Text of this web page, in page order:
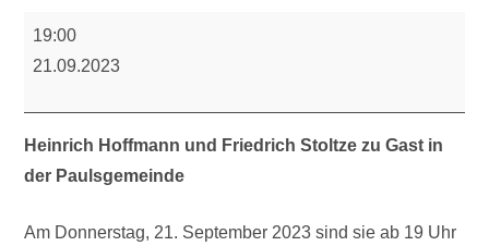
19:00
21.09.2023
Heinrich Hoffmann und Friedrich Stoltze zu Gast in
der Paulsgemeinde
Am Donnerstag, 21. September 2023 sind sie ab 19 Uhr